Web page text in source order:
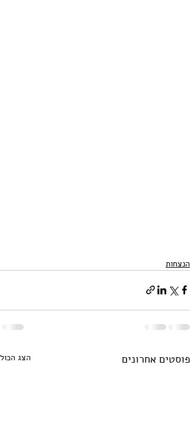
הנצחות
פוסטים אחרונים הצג הכול